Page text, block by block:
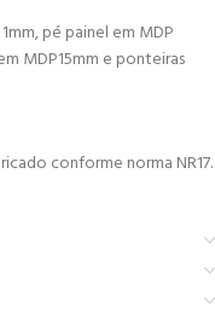
pé painel em MDP
MDP15mm e ponteiras
conforme norma NR17.